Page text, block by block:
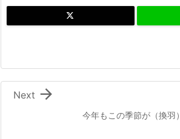
今年もこの季節が（換羽）

Next